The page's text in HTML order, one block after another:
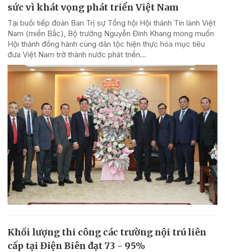
sức vì khát vọng phát triển Việt Nam
Tại buổi tiếp đoàn Ban Trị sự Tổng hội Hội thánh Tin lành Việt
Nam (miền Bắc), Bộ trưởng Nguyễn Đình Khang mong muốn
Hội thánh đồng hành cùng dân tộc hiện thực hóa mục tiêu
đưa Việt Nam trở thành nước phát triển...
Khối lượng thi công các trường nội trú liên
cấp tại Điện Biên đạt 73 - 95%